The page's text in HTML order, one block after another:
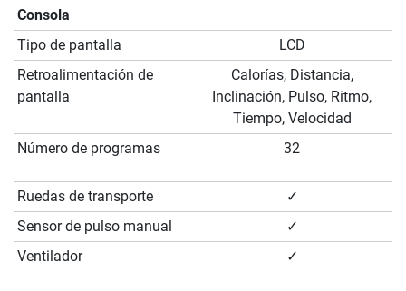
Consola
Tipo de pantalla
LCD
Retroalimentación de
pantalla
Calorías, Distancia,
Inclinación, Pulso, Ritmo,
Tiempo, Velocidad
Número de programas
32
Ruedas de transporte
✓
Sensor de pulso manual
✓
Ventilador
✓